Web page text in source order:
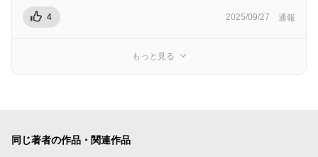
4 2025/09/27 通報
もっと見る
同じ著者の作品・関連作品